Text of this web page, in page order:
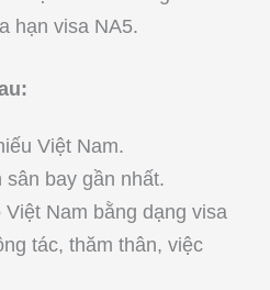
hạn visa NA5.
Việt Nam.
sân bay gần nhất.
Việt Nam bằng dạng visa
tác, thăm thân, việc